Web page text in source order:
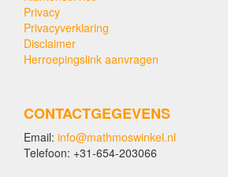
Privacy
Privacyverklaring
Disclaimer
Herroepingslink aanvragen
CONTACTGEGEVENS
Email: info@mathmoswinkel.nl
Telefoon: +31-654-203066